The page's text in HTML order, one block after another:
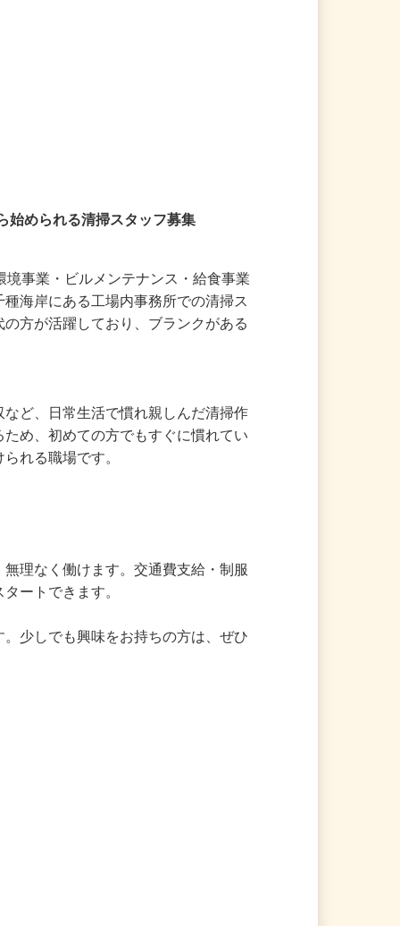
始められる清掃スタッフ募集
境事業・ビルメンテナンス・給食事業
種海岸にある工場内事務所での清掃ス
など、日常生活で慣れ親しんだ清掃作
られる職場です。
タートできます。